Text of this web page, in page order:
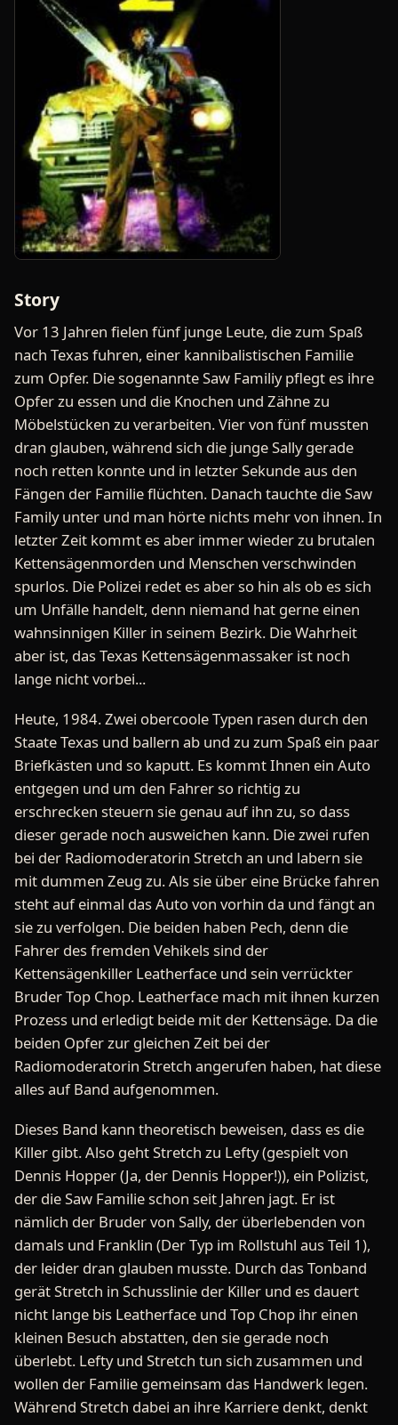
Story
Vor 13 Jahren fielen fünf junge Leute, die zum Spaß
nach Texas fuhren, einer kannibalistischen Familie
zum Opfer. Die sogenannte Saw Familiy pflegt es ihre
Opfer zu essen und die Knochen und Zähne zu
Möbelstücken zu verarbeiten. Vier von fünf mussten
dran glauben, während sich die junge Sally gerade
noch retten konnte und in letzter Sekunde aus den
Fängen der Familie flüchten. Danach tauchte die Saw
Family unter und man hörte nichts mehr von ihnen. In
letzter Zeit kommt es aber immer wieder zu brutalen
Kettensägenmorden und Menschen verschwinden
spurlos. Die Polizei redet es aber so hin als ob es sich
um Unfälle handelt, denn niemand hat gerne einen
wahnsinnigen Killer in seinem Bezirk. Die Wahrheit
aber ist, das Texas Kettensägenmassaker ist noch
lange nicht vorbei...
Heute, 1984. Zwei obercoole Typen rasen durch den
Staate Texas und ballern ab und zu zum Spaß ein paar
Briefkästen und so kaputt. Es kommt Ihnen ein Auto
entgegen und um den Fahrer so richtig zu
erschrecken steuern sie genau auf ihn zu, so dass
dieser gerade noch ausweichen kann. Die zwei rufen
bei der Radiomoderatorin Stretch an und labern sie
mit dummen Zeug zu. Als sie über eine Brücke fahren
steht auf einmal das Auto von vorhin da und fängt an
sie zu verfolgen. Die beiden haben Pech, denn die
Fahrer des fremden Vehikels sind der
Kettensägenkiller Leatherface und sein verrückter
Bruder Top Chop. Leatherface mach mit ihnen kurzen
Prozess und erledigt beide mit der Kettensäge. Da die
beiden Opfer zur gleichen Zeit bei der
Radiomoderatorin Stretch angerufen haben, hat diese
alles auf Band aufgenommen.
Dieses Band kann theoretisch beweisen, dass es die
Killer gibt. Also geht Stretch zu Lefty (gespielt von
Dennis Hopper (Ja, der Dennis Hopper!)), ein Polizist,
der die Saw Familie schon seit Jahren jagt. Er ist
nämlich der Bruder von Sally, der überlebenden von
damals und Franklin (Der Typ im Rollstuhl aus Teil 1),
der leider dran glauben musste. Durch das Tonband
gerät Stretch in Schusslinie der Killer und es dauert
nicht lange bis Leatherface und Top Chop ihr einen
kleinen Besuch abstatten, den sie gerade noch
überlebt. Lefty und Stretch tun sich zusammen und
wollen der Familie gemeinsam das Handwerk legen.
Während Stretch dabei an ihre Karriere denkt, denkt